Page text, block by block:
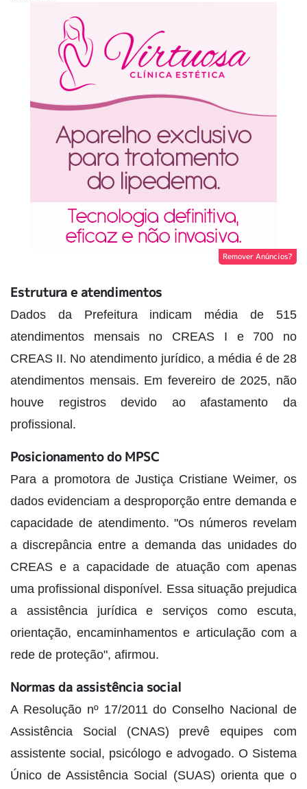
Remover Anúncios?
Estrutura e atendimentos
Dados da Prefeitura indicam média de 515
atendimentos mensais no CREAS I e 700 no
CREAS II. No atendimento jurídico, a média é de 28
atendimentos mensais. Em fevereiro de 2025, não
houve registros devido ao afastamento da
profissional.
Posicionamento do MPSC
Para a promotora de Justiça Cristiane Weimer, os
dados evidenciam a desproporção entre demanda e
capacidade de atendimento. "Os números revelam
a discrepância entre a demanda das unidades do
CREAS e a capacidade de atuação com apenas
uma profissional disponível. Essa situação prejudica
a assistência jurídica e serviços como escuta,
orientação, encaminhamentos e articulação com a
rede de proteção", afirmou.
Normas da assistência social
A Resolução nº 17/2011 do Conselho Nacional de
Assistência Social (CNAS) prevê equipes com
assistente social, psicólogo e advogado. O Sistema
Único de Assistência Social (SUAS) orienta que o